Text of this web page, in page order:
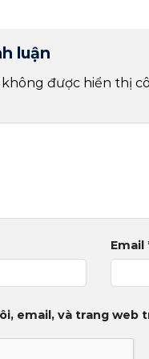
luận
không được hiển thị
Email
email, và trang web